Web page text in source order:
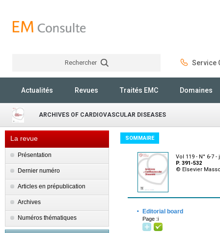
Rechercher Service
Actualités Revues Traités EMC Domaines
ARCHIVES OF CARDIOVASCULAR DISEASES
La revue
Présentation
Dernier numéro
Articles en prépublication
Archives
Numéros thématiques
SOMMAIRE
Vol 119 - N° 6-7 -
P. 391-532
© Elsevier
· Editorial board
Page :i